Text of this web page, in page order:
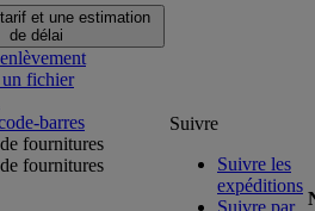
et une estimation
de délai
fichier
barres
fournitures
fournitures
Suivre
Suivre les
expéditions
Suivre par